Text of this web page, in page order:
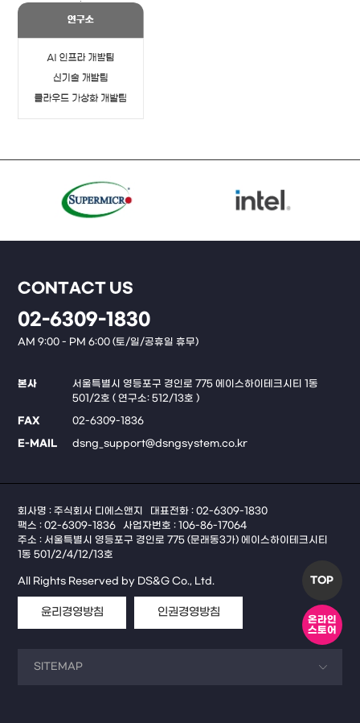
TOP
온라인
스토어
CONTACT US
02-6309-1830
AM 9:00 - PM 6:00 (토/일/공휴일 휴무)
본사
서울특별시 영등포구 경인로 775 에이스하이테크시티 1동
501/2호 ( 연구소: 512/13호 )
FAX
02-6309-1836
E-MAIL
dsng_support@dsngsystem.co.kr
회사명 : 주식회사 디에스앤지
대표전화 : 02-6309-1830
팩스 : 02-6309-1836
사업자번호 : 106-86-17064
주소 : 서울특별시 영등포구 경인로 775 (문래동3가) 에이스하이테크시티
1동 501/2/4/12/13호
All Rights Reserved by DS&G Co., Ltd.
윤리경영방침 인권경영방침